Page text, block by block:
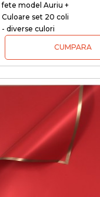
fete model Auriu +
Culoare set 20 coli
- diverse culori
CUMPARA